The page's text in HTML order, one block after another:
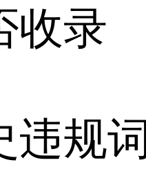
收录
违规